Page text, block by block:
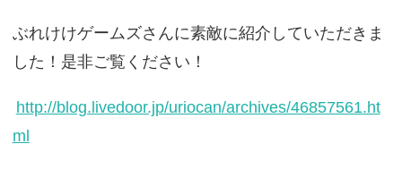
ぶれけけゲームズさんに素敵に紹介していただきま
した！是非ご覧ください！
http://blog.livedoor.jp/uriocan/archives/46857561.ht
ml